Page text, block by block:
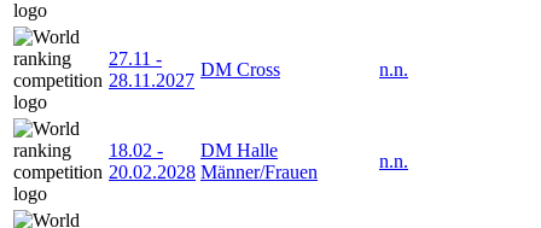
27.11 -
28.11.2027
DM Cross n.n.
18.02 -
20.02.2028
DM Halle
Männer/Frauen
n.n.